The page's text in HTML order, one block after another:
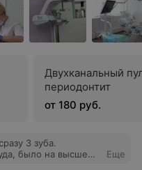
Двухканальный
периодонтит
от 180 руб.
3 зуба.
было на высше
Еще